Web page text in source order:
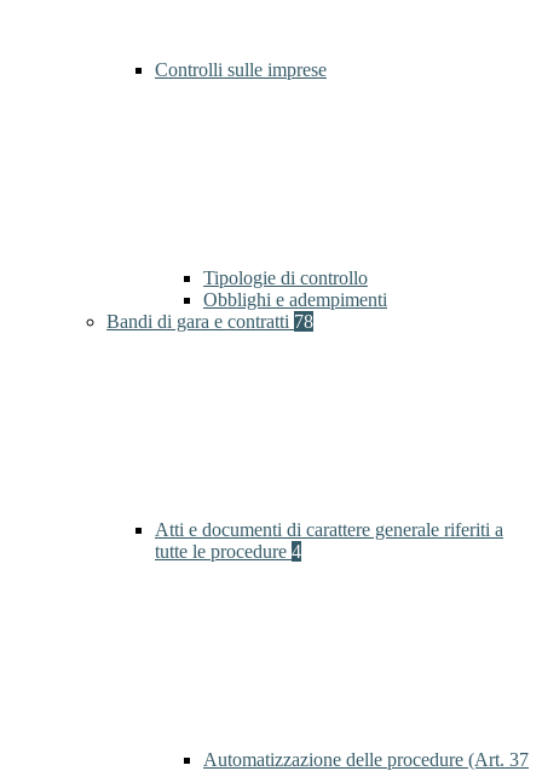
Controlli sulle imprese
Tipologie di controllo
Obblighi e adempimenti
Bandi di gara e contratti 78
Atti e documenti di carattere generale riferiti a
tutte le procedure 4
Automatizzazione delle procedure (Art. 37